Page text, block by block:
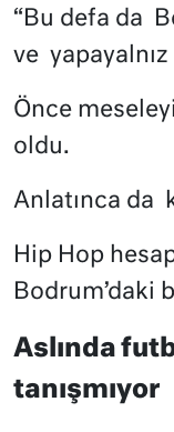
“Bu defa da
ve
Önce
oldu.
Anlatınca da
Hip Hop
Bodrum’daki
Aslında
tanışmıyor